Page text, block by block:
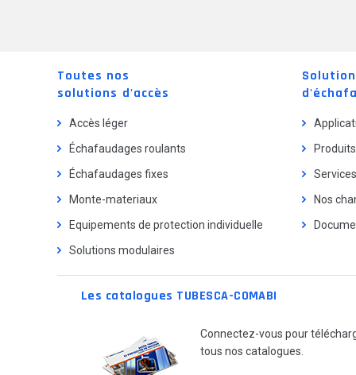
Toutes nos
solutions d'accès
Accès léger
Échafaudages roulants
Échafaudages fixes
Monte-materiaux
Equipements de protection individuelle
Solutions modulaires
Produits
Services
Nos
Les catalogues TUBESCA-COMABI
Connectez-vous pour
tous nos catalogues.